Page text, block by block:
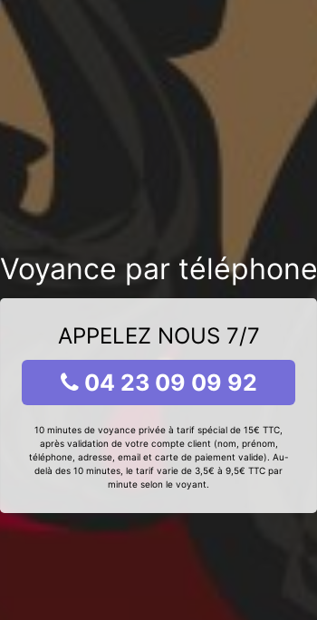
Voyance par téléphone
APPELEZ NOUS 7/7
04 23 09 09 92
10 minutes de voyance privée à tarif spécial de 15€ TTC,
après validation de votre compte client (nom, prénom,
téléphone, adresse, email et carte de paiement valide). Au-
delà des 10 minutes, le tarif varie de 3,5€ à 9,5€ TTC par
minute selon le voyant.